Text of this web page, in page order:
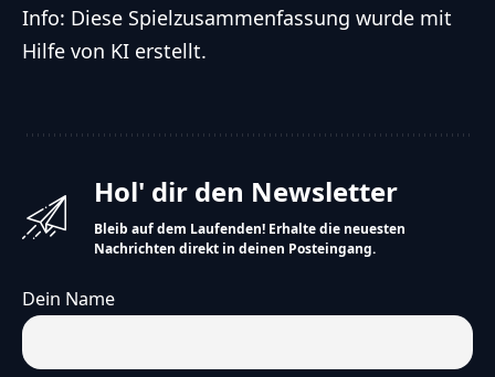
Info: Diese Spielzusammenfassung wurde mit
Hilfe von KI erstellt.
Hol' dir den Newsletter
Bleib auf dem Laufenden! Erhalte die neuesten
Nachrichten direkt in deinen Posteingang.
Dein Name